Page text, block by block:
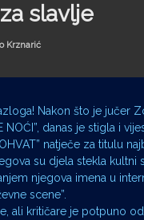
slavlje
Krznarić
Nakon što je jučer
danas je stigla i
natječe za titulu
su djela stekla kultni
njegova imena u
scene”.
ali kritičare je potpuno